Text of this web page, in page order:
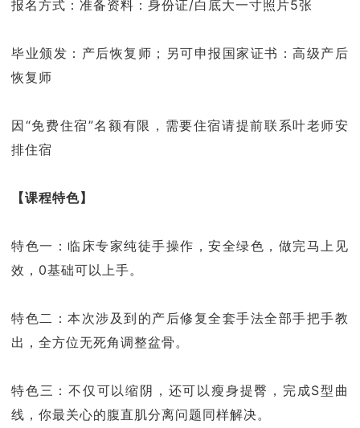
报名方式：准备资料：身份证/白底大一寸照片5张
毕业颁发：产后恢复师；另可申报国家证书：高级产后
恢复师
因“免费住宿”名额有限，需要住宿请提前联系叶老师安
排住宿
【课程特色】
特色一：临床专家纯徒手操作，安全绿色，做完马上见
效，0基础可以上手。
特色二：本次涉及到的产后修复全套手法全部手把手教
出，全方位无死角调整盆骨。
特色三：不仅可以缩阴，还可以瘦身提臀，完成S型曲
线，你最关心的腹直肌分离问题同样解决。